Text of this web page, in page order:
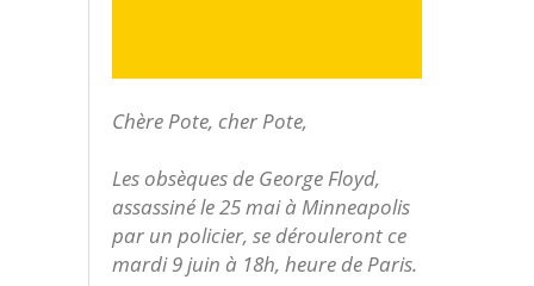
Chère Pote, cher Pote,
Les obsèques de George Floyd,
assassiné le 25 mai à Minneapolis
par un policier, se dérouleront ce
mardi 9 juin à 18h, heure de Paris.